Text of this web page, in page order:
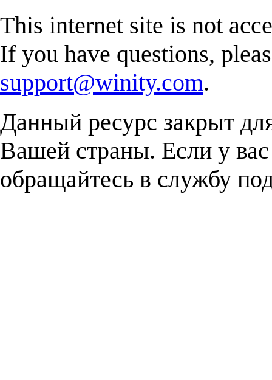
This internet site is not
If you have questions,
support@winity.com.
Данный ресурс закрыт
Вашей страны. Если у
обращайтесь в службу